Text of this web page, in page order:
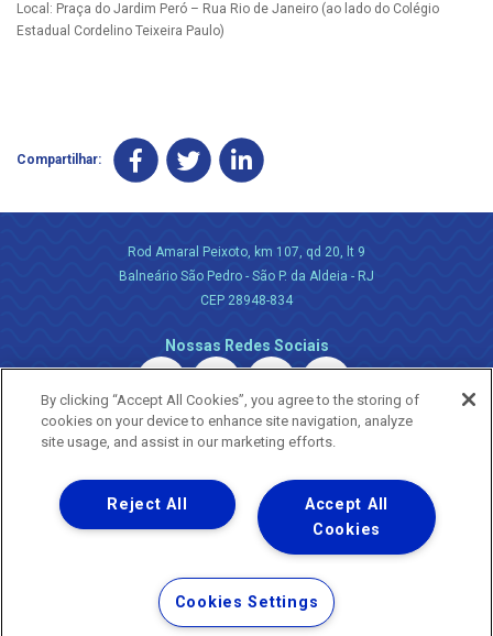
Local: Praça do Jardim Peró – Rua Rio de Janeiro (ao lado do Colégio
Estadual Cordelino Teixeira Paulo)
Compartilhar:
Rod Amaral Peixoto, km 107, qd 20, lt 9
Balneário São Pedro - São P. da Aldeia - RJ
CEP 28948-834
Nossas Redes Sociais
Uma empresa
Copyright ® 2026 - Todos os Direitos Reservados.
Nossa natureza movimenta a vida
Termos Gerais de Uso de Sites e Aplicativos
Política de Privacidade e Proteção de Dados
By clicking “Accept All Cookies”, you agree to the storing of
cookies on your device to enhance site navigation, analyze
site usage, and assist in our marketing efforts.
Accept All
Cookies
Reject All
Cookies Settings